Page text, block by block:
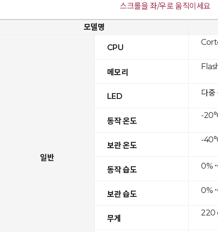
스크롤을 좌/우로 움직이세요
모델명
일반
CPU
메모리
LED
동작 온도
보관 온도
동작 습도
보관 습도
무게
다중
-
-
0%
0%
220